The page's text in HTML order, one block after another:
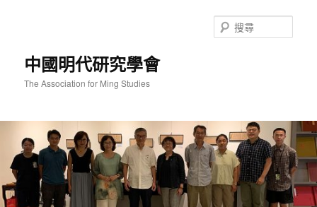
中國明代研究學會
The Association for Ming Studies
尋